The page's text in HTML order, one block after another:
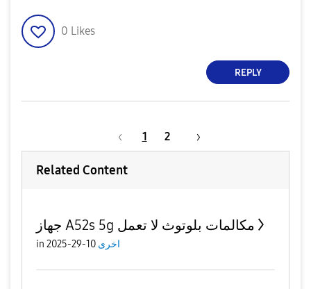
0 Likes
REPLY
1 2
Related Content
جهاز A52s 5g مكالمات بلوتوث لا تعمل
in اخرى 10-29-2025